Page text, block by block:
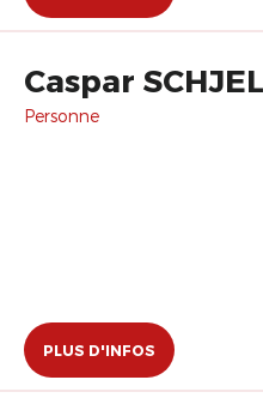
Caspar
Personne
PLUS D'INFOS